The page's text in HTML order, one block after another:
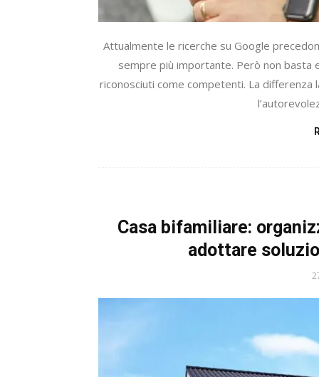
Attualmente le ricerche su Google
sempre più importante. Però non basta
riconosciuti come competenti. La
Casa bifamiliare:
adottare